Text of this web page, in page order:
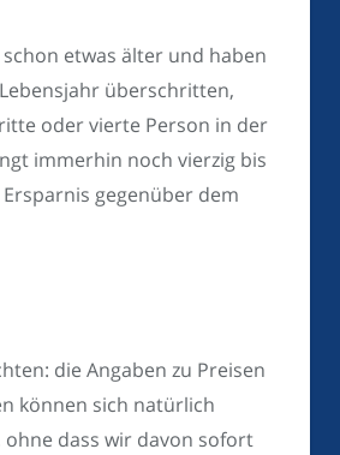
etwas älter und haben
überschritten,
oder vierte Person in der
immerhin noch vierzig bis
gegenüber dem
die Angaben zu Preisen
können sich natürlich
ohne dass wir davon sofort